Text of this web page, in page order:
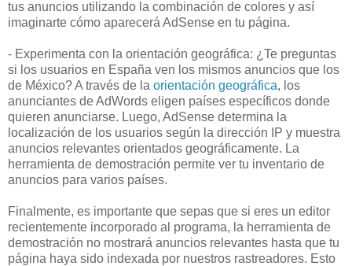
tus anuncios utilizando la combinación de colores y así
imaginarte cómo aparecerá AdSense en tu página.
- Experimenta con la orientación geográfica: ¿Te preguntas
si los usuarios en España ven los mismos anuncios que los
de México? A través de la orientación geográfica, los
anunciantes de AdWords eligen países específicos donde
quieren anunciarse. Luego, AdSense determina la
localización de los usuarios según la dirección IP y muestra
anuncios relevantes orientados geográficamente. La
herramienta de demostración permite ver tu inventario de
anuncios para varios países.
Finalmente, es importante que sepas que si eres un editor
recientemente incorporado al programa, la herramienta de
demostración no mostrará anuncios relevantes hasta que tu
página haya sido indexada por nuestros rastreadores. Esto